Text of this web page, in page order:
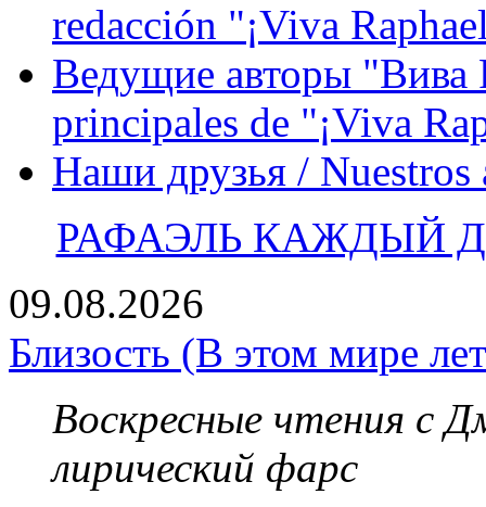
redacción "¡Viva
Ведущие авторы "Вива
principales de "¡Viva
Наши друзья / Nuestros
РАФАЭЛЬ КАЖДЫЙ
09.08.2026
Близость (В этом мире
Воскресные чтения с
лирический фарс